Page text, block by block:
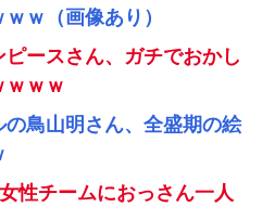
ｗ（画像あり）
ピースさん、ガチでおかし
ｗｗｗ
の鳥山明さん、全盛期の絵
性チームにおっさん一人